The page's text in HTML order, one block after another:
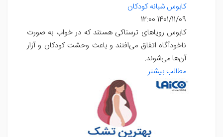
کابوس شبانه کودکان
1401/11/09 12:00
کابوس رویاهای ترسناکی هستند که در خواب به صورت
ناخودآگاه اتفاق می‌افتند و باعث وحشت کودکان و آزار
آن‌ها می‌شوند.
مطالب بیشتر